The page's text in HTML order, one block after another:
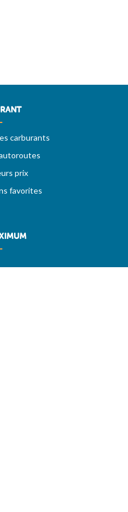
carburants
prix
favorites